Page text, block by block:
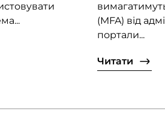
(MFA) від
портали...
Читати